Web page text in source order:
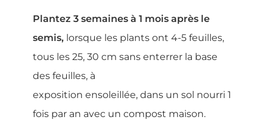
Plantez 3 semaines à 1 mois après le
semis, lorsque les plants ont 4-5 feuilles,
tous les 25, 30 cm sans enterrer la base
des feuilles, à
exposition ensoleillée, dans un sol nourri 1
fois par an avec un compost maison.